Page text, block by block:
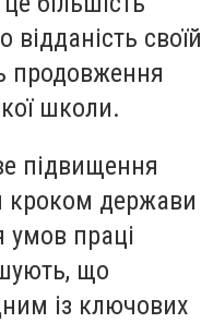
відданість своїй
продовження
школи.
підвищення
кроком держави
праці
що
із ключових